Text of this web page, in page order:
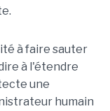
à faire sauter
à l'étendre
une
humain